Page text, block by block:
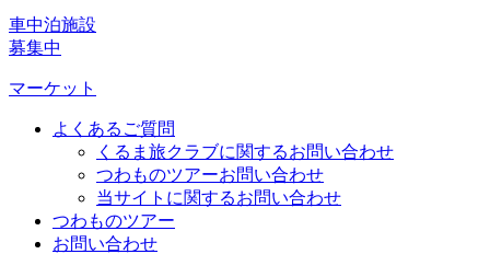
車中泊施設
募集中
マーケット
よくあるご質問
くるま旅クラブに関するお問い合わせ
つわものツアーお問い合わせ
当サイトに関するお問い合わせ
つわものツアー
お問い合わせ